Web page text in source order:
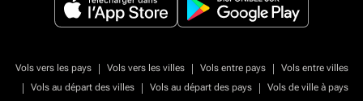
Vols vers les pays | Vols vers les villes | Vols entre pays |
Vols entre villes
|
Vols au départ des villes | Vols au départ des pays | Vols de ville à pays